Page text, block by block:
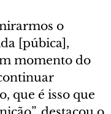
o
[púbica],
momento do
que é isso que